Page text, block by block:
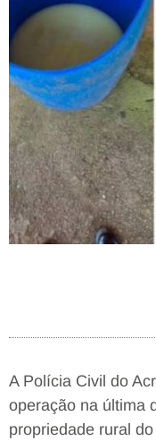
A Polícia Civil do
operação na última
propriedade rural